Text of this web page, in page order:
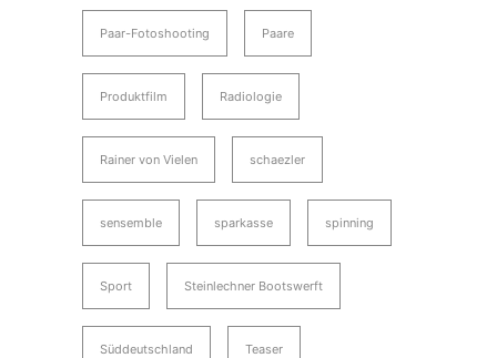
Paar-Fotoshooting Paare
Produktfilm Radiologie
Rainer von Vielen schaezler
sensemble sparkasse spinning
Sport Steinlechner Bootswerft
Süddeutschland Teaser